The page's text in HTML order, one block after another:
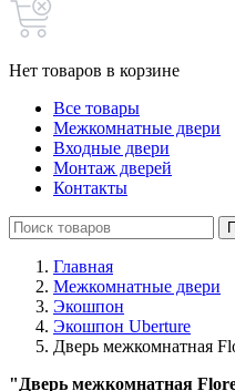
Нет товаров в корзине
Все товары
Межкомнатные двери
Входные двери
Монтаж дверей
Контакты
Search
for:
Главная
Межкомнатные двери
Экошпон
Экошпон Uberture
Дверь межкомнатная
"Дверь межкомнатная